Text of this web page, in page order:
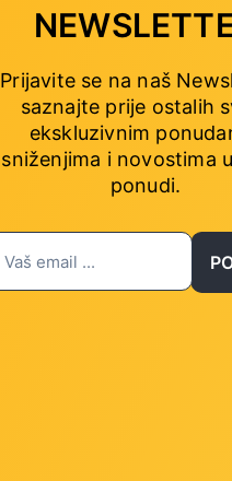
Šifra: 35885
Prijavite se na naš
saznajte prije ostalih
ekskluzivnim
sniženjima i novostima
ponudi.